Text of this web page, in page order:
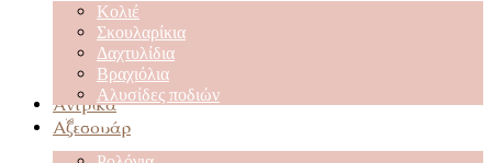
Κολιέ
Σκουλαρίκια
Δαχτυλίδια
Βραχιόλια
Αλυσίδες ποδιών
Αντρικά
Αξεσουάρ